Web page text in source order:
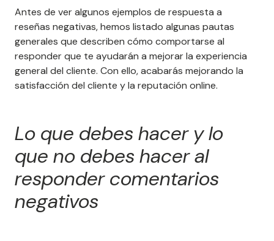
Antes de ver algunos ejemplos de respuesta a
reseñas negativas, hemos listado algunas pautas
generales que describen cómo comportarse al
responder que te ayudarán a mejorar la experiencia
general del cliente. Con ello, acabarás mejorando la
satisfacción del cliente y la reputación online.
Lo que debes hacer y lo
que no debes hacer al
responder comentarios
negativos